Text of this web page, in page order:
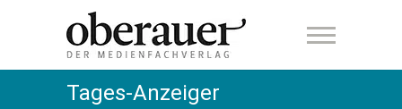
oberauer
Tages-Anzeiger